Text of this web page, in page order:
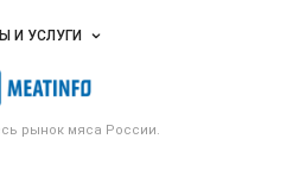
рынок мяса России.
рекламы
оферта
информация
персональных данных
рынка
И УСЛУГИ
живом весе
деликатесы